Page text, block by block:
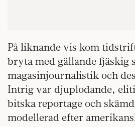
På liknande vis kom
bryta med gällande fjäskig
magasinjournalistik och
Intrig var djuplodande,
bitska reportage och
modellerad efter